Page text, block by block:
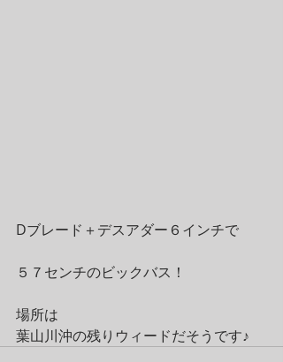
Dブレード＋デスアダー６インチで
５７センチのビックバス！
場所は
葉山川沖の残りウィードだそうです♪